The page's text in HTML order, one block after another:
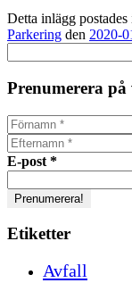
Detta inlägg postades
Parkering den 2020-
efter:
Prenumerera
E-post *
Etiketter
Avfall